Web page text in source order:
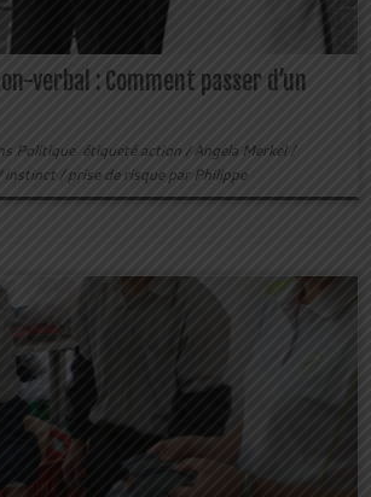
verbal : Comment passer d’un
Politique étiquetéaction /Angela Merkel /
instinct /prise de risquepar Philippe